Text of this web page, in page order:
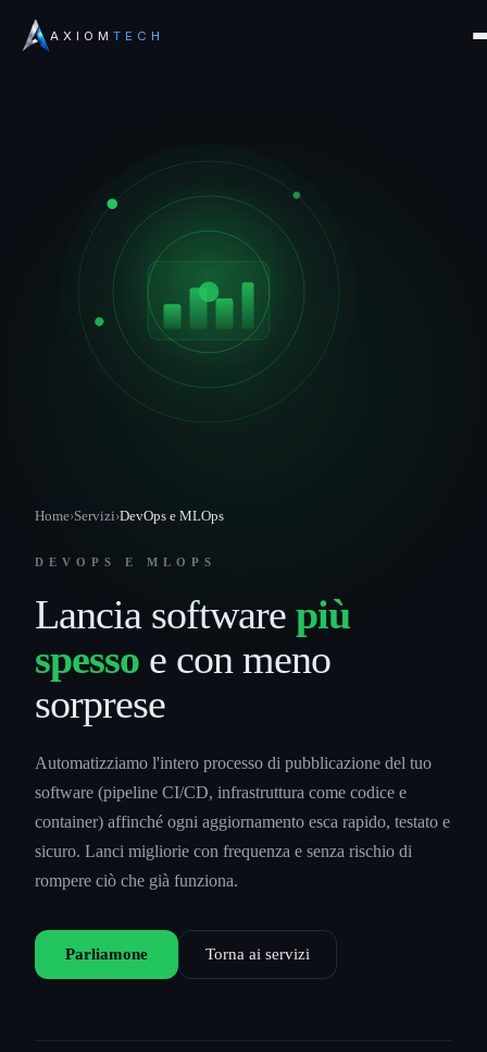
AXIOM TECH
Home›Servizi›DevOps e MLOps
DEVOPS E MLOPS
Lancia software più
spesso e con meno
sorprese
Automatizziamo l'intero processo di pubblicazione del tuo
software (pipeline CI/CD, infrastruttura come codice e
container) affinché ogni aggiornamento esca rapido, testato e
sicuro. Lanci migliorie con frequenza e senza rischio di
rompere ciò che già funziona.
Parliamone Torna ai servizi